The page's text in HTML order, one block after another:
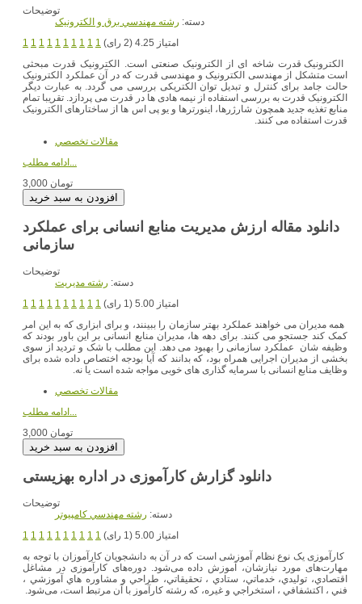
توضیحات
دسته: رشته مهندسي برق و الکترونيک
1 1 1 1 1 1 1 1 1 1
امتیاز 4.25 (2 رای)
الکترونیک قدرت شاخه ای از الکترونیک صنعتی است. الکترونیک قدرت مبحثی
است متشکل از مهندسی الکترونیک و مهندسی قدرت که در آن عملکرد الکترونیک
حالت جامد برای کنترل و تبدیل توان الکتریکی بررسی می گردد. به عبارت دیگر
الکترونیک قدرت به بررسی استفاده از نیمه هادی ها در قدرت می پردازد. تقریبا تمام
منابع تغذیه جدید همچون شارژرها، اینورترها و یو پی اس ها از ساختارهای الکترونیک
قدرت استفاده می کنند.
مقالات تخصصي
ادامه مطلب...
3,000 تومان
دانلود مقاله ارزش مدیریت منابع انسانی برای عملکرد
سازمانی
توضیحات
دسته: رشته مديريت
1 1 1 1 1 1 1 1 1 1
امتیاز 5.00 (1 رای)
همه مدیران می خواهند عملکرد بهتر سازمان را ببینند، و برای ابزاری که به این امر
کمک کند جستجو می کنند. برای دهه ها، مدیران منابع انسانی بر این باور بودند که
وظیفه شان عملکرد سازمانی را بهبود می دهد. این مطلب با شک و تردید از سوی
بخشی از مدیران اجرایی همراه بود، که بدانند که آیا بودجه اختصاص داده شده برای
وظایف منابع انسانی با سرمایه گذاری های خوبی مواجه شده است یا نه.
مقالات تخصصي
ادامه مطلب...
3,000 تومان
دانلود گزارش کارآموزی در اداره بهزیستی
توضیحات
دسته: رشته مهندسي کامپيوتر
1 1 1 1 1 1 1 1 1 1
امتیاز 5.00 (1 رای)
کارآموزی یک نوع نظام آموزشی است که در آن به دانشجویان کارآموزان با توجه به
مهارت‌های مورد نیازشان، آموزش داده می‌شود. دوره‌های کارآموزی در مشاغل
اقتصادي، توليدي، خدماتي، ستادي ، تحقيقاتي، طراحي و مشاوره هاي آموزشي ،
فني ، اكتشفافي ، استخراجي و غيره، که رشته کارآموز با آن مرتبط است، می‌شود.